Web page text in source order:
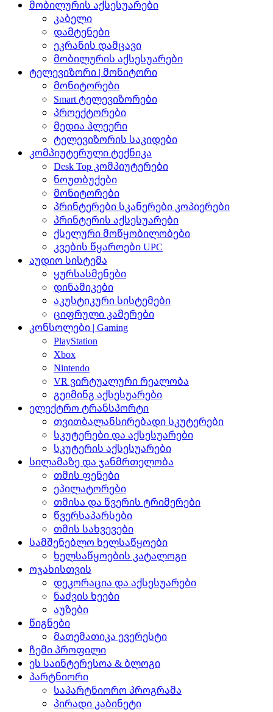
მობილურის აქსესუარები
კაბელი
დამტენები
ეკრანის დამცავი
მობილურის აქსესუარები
ტელევიზორი | მონიტორი
მონიტორები
Smart ტელევიზორები
პროექტორები
მედია პლეერი
ტელევიზორის საკიდები
კომპიუტერული ტექნიკა
Desk Top კომპიუტერები
ნოუთბუქები
მონიტორები
პრინტერები სკანერები კოპიერები
პრინტერის აქსესუარები
ქსელური მოწყობილობები
კვების წყაროები UPC
აუდიო სისტემა
ყურსასმენები
დინამიკები
აკუსტიკური სისტემები
ციფრული კამერები
კონსოლები | Gaming
PlayStation
Xbox
Nintendo
VR ვირტუალური რეალობა
გეიმინგ აქსესუარები
ელექტრო ტრანსპორტი
თვითბალანსირებადი სკუტერები
სკუტერები და აქსესუარები
სკუტერის აქსესუარები
სილამაზე და ჯანმრთელობა
თმის ფენები
ეპილატორები
თმისა და წვერის ტრიმერები
წვერსაპარსები
თმის სახვევები
სამშენებლო ხელსაწყოები
ხელსაწყოების კატალოგი
ოჯახისთვის
დეკორაცია და აქსესუარები
ნაძვის ხეები
აუზები
წიგნები
მათემათიკა ევერესტი
ჩემი პროფილი
ეს საინტერესოა & ბლოგი
პარტნიორი
საპარტნიორო პროგრამა
პირადი კაბინეტი